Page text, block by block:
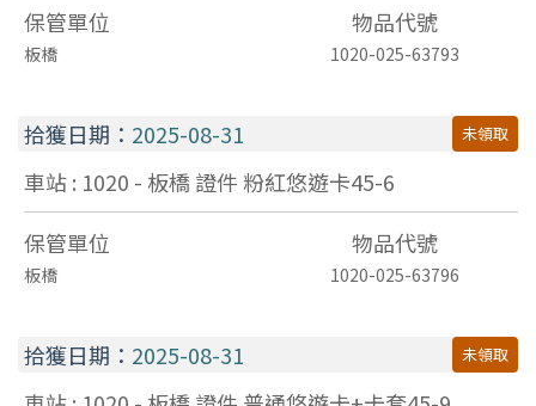
保管單位
物品代號
板橋 1020-025-63793
拾獲日期： 2025-08-31 未領取
車站 : 1020 - 板橋 證件 粉紅悠遊卡45-6
保管單位
物品代號
板橋 1020-025-63796
拾獲日期： 2025-08-31 未領取